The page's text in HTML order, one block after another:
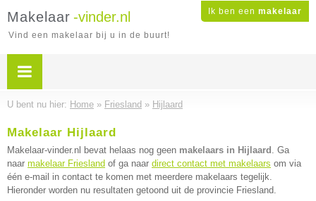
Ik ben een makelaar
Makelaar -vinder.nl
Vind een makelaar bij u in de buurt!
U bent nu hier: Home » Friesland » Hijlaard
Makelaar Hijlaard
Makelaar-vinder.nl bevat helaas nog geen makelaars in Hijlaard . Ga
naar makelaar Friesland of ga naar direct contact met makelaars om via
één e-mail in contact te komen met meerdere makelaars tegelijk.
Hieronder worden nu resultaten getoond uit de provincie Friesland.